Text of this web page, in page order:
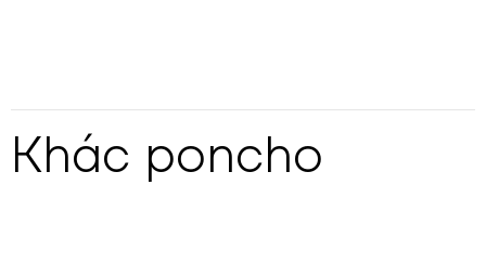
Khác poncho